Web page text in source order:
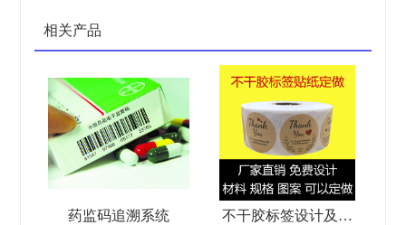
相关产品
药监码追溯系统
不干胶标签设计及生